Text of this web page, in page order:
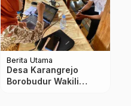
Berita Utama
Bingung Mau Mulai
Obrolan Dengan Si